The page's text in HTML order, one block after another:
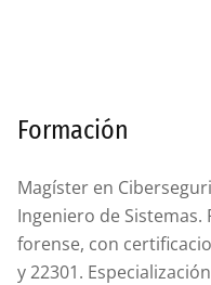
Formación
Magíster en
Ingeniero de
forense, con
y 22301.